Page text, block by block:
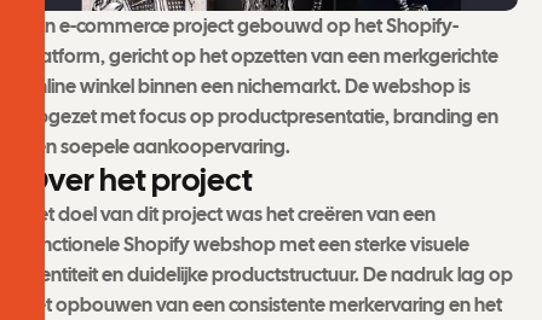
Een e-commerce project gebouwd op het Shopify-
platform, gericht op het opzetten van een merkgerichte
online winkel binnen een nichemarkt. De webshop is
opgezet met focus op productpresentatie, branding en
een soepele aankoopervaring.
Overhetproject
Het doel van dit project was het creëren van een
functionele Shopify webshop met een sterke visuele
identiteit en duidelijke productstructuur. De nadruk lag op
het opbouwen van een consistente merkervaring en het